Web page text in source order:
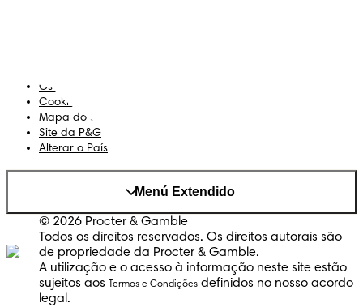
Os Meus Dados
Cookies
Mapa do Site
Site da P&G
Alterar o País
Menú Extendido
© 2026 Procter & Gamble
Todos os direitos reservados. Os direitos autorais são
de propriedade da Procter & Gamble.
A utilização e o acesso à informação neste site estão
sujeitos aos
Termos e Condições definidos no nosso acordo
legal.